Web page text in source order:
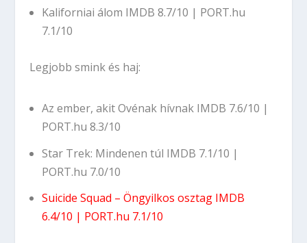
Kaliforniai álom IMDB 8.7/10 | PORT.hu
7.1/10
Legjobb smink és haj:
Az ember, akit Ovénak hívnak IMDB 7.6/10 |
PORT.hu 8.3/10
Star Trek: Mindenen túl IMDB 7.1/10 |
PORT.hu 7.0/10
Suicide Squad – Öngyilkos osztag IMDB
6.4/10 | PORT.hu 7.1/10